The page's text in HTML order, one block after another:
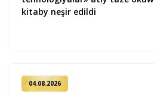
kitaby neşir edildi
04.08.2026